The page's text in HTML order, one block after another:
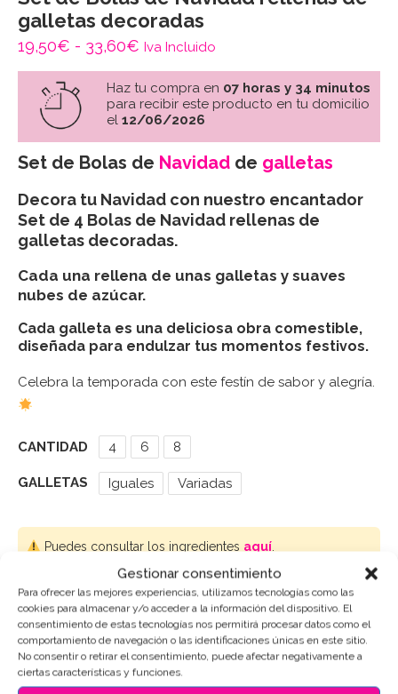
Gestionar consentimiento
Para ofrecer las mejores experiencias, utilizamos tecnologías como las
cookies para almacenar y/o acceder a la información del dispositivo. El
consentimiento de estas tecnologías nos permitirá procesar datos como el
comportamiento de navegación o las identificaciones únicas en este sitio.
No consentir o retirar el consentimiento, puede afectar negativamente a
ciertas características y funciones.
galletas decoradas
19,50€ - 33,60€ Rango
de
precios:
desde
19,50€
33,60€
Iva Incluido
Haz tu compra en 07 horas y 34 minutos
para recibir este producto en tu domicilio
el 12/06/2026
Set de Bolas de Navidad de galletas
Decora tu Navidad con nuestro encantador
Set de 4 Bolas de Navidad rellenas de
galletas decoradas.
Cada una rellena de unas galletas y suaves
nubes de azúcar.
Cada galleta es una deliciosa obra comestible,
diseñada para endulzar tus momentos festivos.
Celebra la temporada con este festín de sabor y alegría.
CANTIDAD 4 6 8
GALLETAS Iguales Variadas
Puedes consultar los ingredientes aquí.
AÑADIR AL CARRITO
SKU:13706